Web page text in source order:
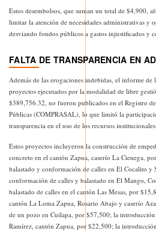
Estos desembolsos, que suman un total de $4,900,
limitar la atención de necesidades administrativas y
desviando fondos públicos a gastos injustificados y
FALTA DE TRANSPARENCIA EN
Además de las erogaciones indebidas, el informe
proyectos ejecutados por la modalidad de libre
$389,756.32, no fueron publicados en el Registro
Públicas (COMPRASAL), lo que limitó la
transparencia en el uso de los recursos institucionales.
Estos proyectos incluyeron la construcción de
concreto en el cantón Zapua, caserío La Cienega,
balastado y conformación de calles en El Cocalito
conformación de calles y balastado en El Mango,
balastado de calles en el cantón Las Mesas, por
cantón La Loma Zapua, Rosario Abajo y caserío
de un pozo en Cuilapa, por $57,500; la
Ramírez, cantón Zapua, por $22,500; la